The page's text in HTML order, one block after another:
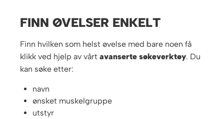
FINN ØVELSER ENKELT
Finn hvilken som helst øvelse med bare noen få
klikk ved hjelp av vårt avanserte søkeverktøy. Du
kan søke etter:
navn
ønsket muskelgruppe
utstyr